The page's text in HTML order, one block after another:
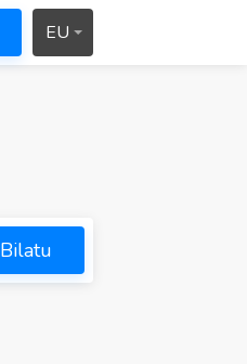
EU
Bilatu